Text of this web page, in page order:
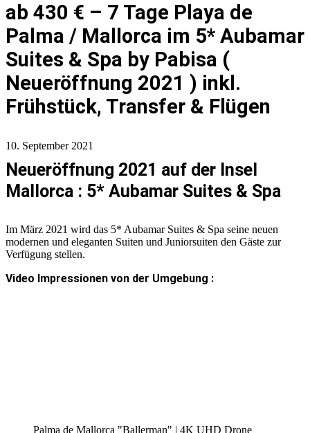
ab 430 € – 7 Tage Playa de
Palma / Mallorca im 5* Aubamar
Suites & Spa by Pabisa (
Neueröffnung 2021 ) inkl.
Frühstück, Transfer & Flügen
10. September 2021
Neueröffnung 2021 auf der Insel
Mallorca : 5* Aubamar Suites & Spa
Im März 2021 wird das 5* Aubamar Suites & Spa seine neuen
modernen und eleganten Suiten und Juniorsuiten den Gäste zur
Verfügung stellen.
Video Impressionen von der Umgebung :
Palma de Mallorca "Ballerman" | 4K UHD Drone